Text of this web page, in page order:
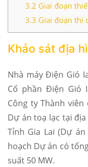
3.2 Giai đoạn
3.3 Giai đoạn thi
Khảo sát địa
Nhà máy Điện Gió
Cổ phần Điện Gió
Công ty Thành viên
Dự án toạ lạc tại địa
Tỉnh Gia Lai (Dự
hoạch Dự án có
suất 50 MW.